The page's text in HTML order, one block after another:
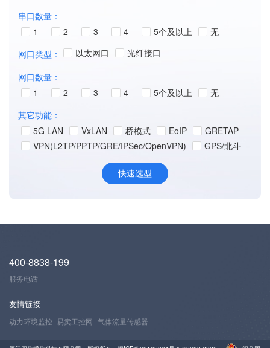
串口数量：
1
2 3 4 5个及以上
无
网口类型：
以太网口
光纤接口
网口数量：
1
2 3 4 5个及以上
无
其它功能：
5G LAN
VxLAN 桥模式 EoIP
GRETAP
VPN(L2TP/PPTP/GRE/IPSec/OpenVPN)
GPS/北斗
400-8838-199
服务电话
友情链接
动力环境监控 易卖工控网 气体流量传感器